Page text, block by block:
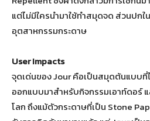
แต่ไม่มีใครนำมาใช้ทำสมุดจด ส่วนปกใ
อุตสาหกรรมกระดาษ
User Impacts
จุดเด่นของ Jour คือเป็นสมุดต้นแบบ
ออกแบบมาสำหรับกิจกรรมเอาท์ดอร์
โลก ถึงแม้ตัวกระดาษที่เป็น Stone